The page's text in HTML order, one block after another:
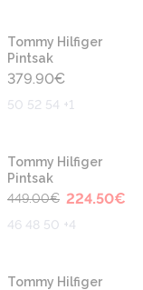
Tommy Hilfiger
Pintsak
379.90€
50 52 54 +1
-50%
Tommy Hilfiger
Pintsak
449.00€ 224.50€
46 48 50 +4
Tommy Hilfiger